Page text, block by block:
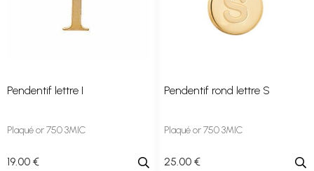
Pendentif lettre I
Plaqué or 750 3MIC
19.00 €
Pendentif rond lettre S
Plaqué or 750 3MIC
25.00 €